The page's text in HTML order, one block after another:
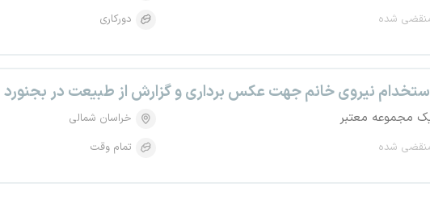
شده
دورکاری
نیروی خانم جهت عکس برداری و گزارش از طبیعت در بجنورد
مجموعه معتبر
شده
خراسان شمالی
تمام وقت